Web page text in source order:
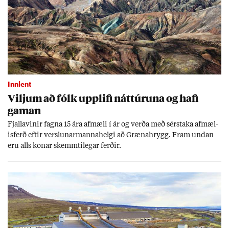
Innlent
Vilj­um að fólk upp­lifi nátt­úr­una og hafi
gam­an
Fjalla­vin­ir fagna 15 ára af­mæli í ár og verða með sér­staka af­mæl­
is­ferð eft­ir versl­un­ar­manna­helgi að Græna­hrygg. Fram und­an
eru alls kon­ar skemmti­leg­ar ferð­ir.